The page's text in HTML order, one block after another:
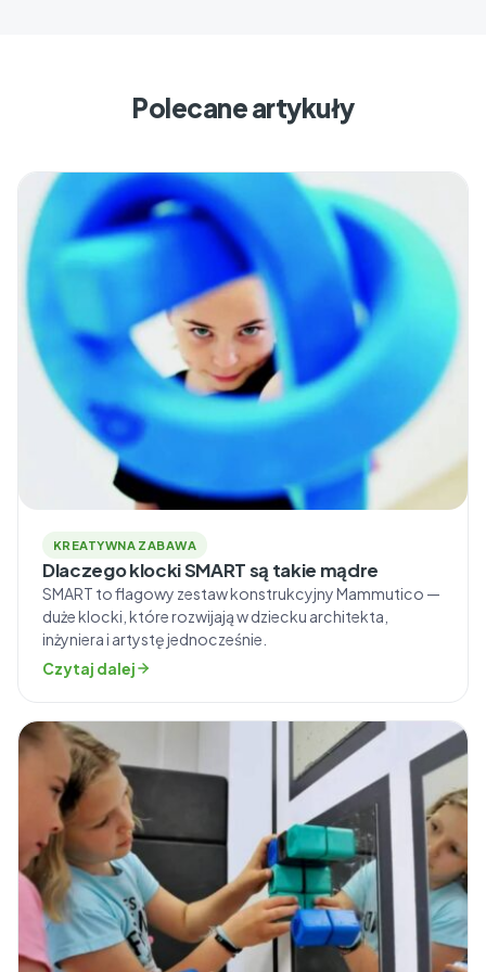
Polecane artykuły
KREATYWNA ZABAWA
Dlaczego klocki SMART są takie mądre
SMART to flagowy zestaw konstrukcyjny Mammutico —
duże klocki, które rozwijają w dziecku architekta,
inżyniera i artystę jednocześnie.
Czytaj dalej